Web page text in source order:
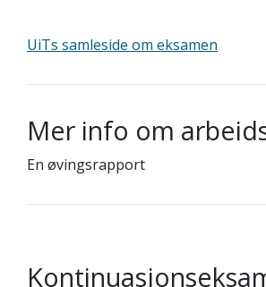
UiTs samleside om eksamen
Mer info om
En øvingsrapport